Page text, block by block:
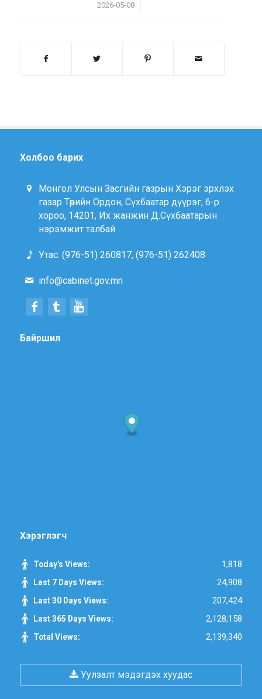
2026-05-08
/
Холбоо барих
Монгол Улсын Засгийн газрын Хэрэг эрхлэх
газар Төрийн Ордон, Сүхбаатар дүүрэг, 6-р
хороо, 14201, Их жанжин Д.Сүхбаатарын
нэрэмжит талбай
Утас: (976-51) 260817, (976-51) 262408
info@cabinet.gov.mn
Байршил
Хэрэглэгч
Today's Views: 1,818
Last 7 Days Views: 24,908
Last 30 Days Views: 207,424
Last 365 Days Views: 2,128,158
Total Views: 2,139,340
Уулзалт мэдэгдэх хуудас